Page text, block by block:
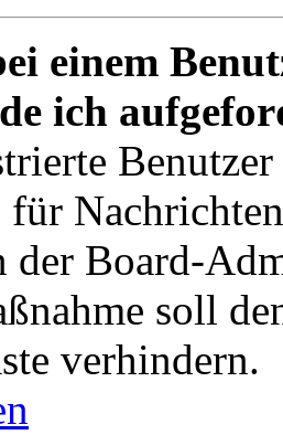
einem
ich
der Board-
soll
verhindern.